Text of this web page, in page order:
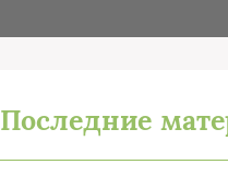
Последние